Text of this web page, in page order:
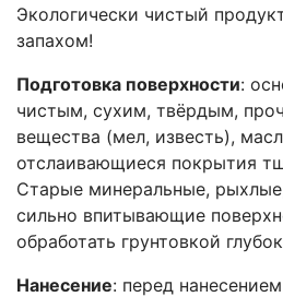
Экологически чистый
запахом!
Подготовка поверхности:
чистым, сухим, твёрдым,
вещества (мел, известь),
отслаивающиеся покрытия
Старые минеральные,
сильно впитывающие
обработать грунтовкой
Нанесение: перед